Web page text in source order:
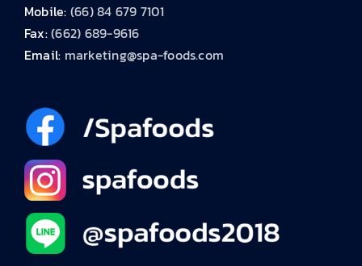
Mobile: (66) 84 679 7101
Fax:(662) 689-9616
Email: marketing@spa-foods.com